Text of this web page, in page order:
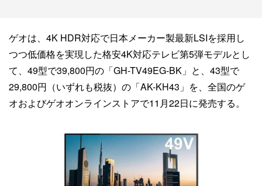
ゲオは、4K HDR対応で日本メーカー製最新LSIを採用し
つつ低価格を実現した格安4K対応テレビ第5弾モデルとし
て、49型で39,800円の「GH-TV49EG-BK」と、43型で
29,800円（いずれも税抜）の「AK-KH43」を、全国のゲ
オおよびゲオオンラインストアで11月22日に発売する。